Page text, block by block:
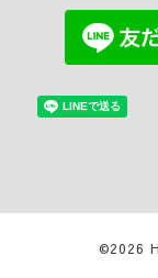
©2026